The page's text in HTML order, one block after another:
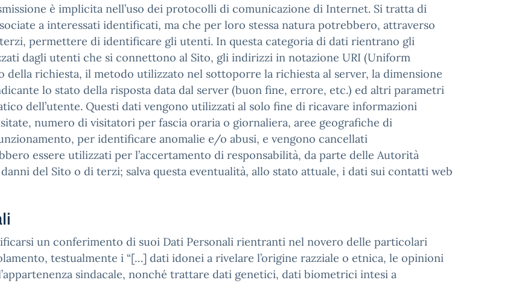
è implicita nell’uso dei protocolli di comunicazione di Internet. Si tratta di
a interessati identificati, ma che per loro stessa natura potrebbero, attraverso
permettere di identificare gli utenti. In questa categoria di dati rientrano gli
dagli utenti che si connettono al Sito, gli indirizzi in notazione URI (Uniform
della richiesta, il metodo utilizzato nel sottoporre la richiesta al server, la dimensione
lo stato della risposta data dal server (buon fine, errore, etc.) ed altri parametri
dell’utente. Questi dati vengono utilizzati al solo fine di ricavare informazioni
numero di visitatori per fascia oraria o giornaliera, aree geografiche di
per identificare anomalie e/o abusi, e vengono cancellati
essere utilizzati per l’accertamento di responsabilità, da parte delle Autorità
del Sito o di terzi; salva questa eventualità, allo stato attuale, i dati sui contatti web
un conferimento di suoi Dati Personali rientranti nel novero delle particolari
testualmente i “[…] dati idonei a rivelare l’origine razziale o etnica, le opinioni
sindacale, nonché trattare dati genetici, dati biometrici intesi a